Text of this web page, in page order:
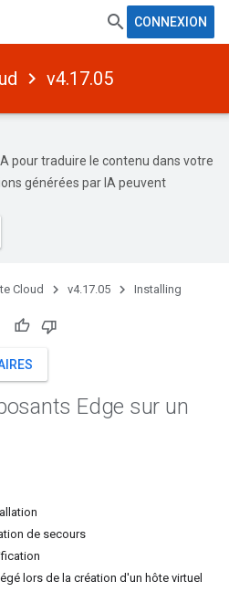
CONNEXION
v4.17.05
pour traduire le contenu dans votre
générées par IA peuvent
Cloud v4.17.05 Installing
Edge sur un
de secours
lors de la création d'un hôte virtuel